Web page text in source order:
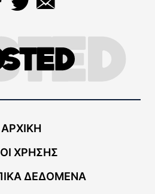
ΑΡΧΙΚΗ
ΧΡΗΣΗΣ
ΔΕΔΟΜΕΝΑ